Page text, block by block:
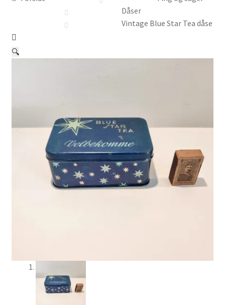
Børnebøger
Ting
Dåser
Vintage Blue Star Tea dåse
🔍